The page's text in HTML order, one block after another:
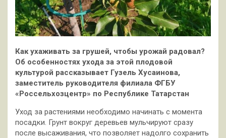
Как ухаживать за грушей, чтобы урожай радовал?
Об особенностях ухода за этой плодовой
культурой рассказывает Гузель Хусаинова,
заместитель руководителя филиала ФГБУ
«Россельхозцентр» по Республике Татарстан
Уход за растениями необходимо начинать с момента
посадки. Грунт вокруг деревьев мульчируют сразу
после высаживания, что позволяет надолго сохранить